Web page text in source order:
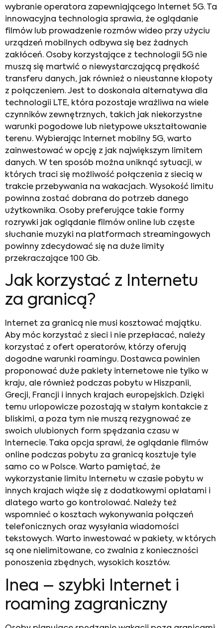
wybranie operatora zapewniającego Internet 5G. Ta
innowacyjna technologia sprawia, że oglądanie
filmów lub prowadzenie rozmów wideo przy użyciu
urządzeń mobilnych odbywa się bez żadnych
zakłóceń. Osoby korzystające z technologii 5G nie
muszą się martwić o niewystarczającą prędkość
transferu danych, jak również o nieustanne kłopoty
z połączeniem. Jest to doskonała alternatywa dla
technologii LTE, która pozostaje wrażliwa na wiele
czynników zewnętrznych, takich jak niekorzystne
warunki pogodowe lub nietypowe ukształtowanie
terenu. Wybierając Internet mobilny 5G, warto
zainwestować w opcję z jak największym limitem
danych. W ten sposób można uniknąć sytuacji, w
których traci się możliwość połączenia z siecią w
trakcie przebywania na wakacjach. Wysokość limitu
powinna zostać dobrana do potrzeb danego
użytkownika. Osoby preferujące takie formy
rozrywki jak oglądanie filmów online lub częste
słuchanie muzyki na platformach streamingowych
powinny zdecydować się na duże limity
przekraczające 100 Gb.
Jak korzystać z Internetu
za granicą?
Internet za granicą nie musi kosztować majątku.
Aby móc korzystać z sieci i nie przepłacać, należy
korzystać z ofert operatorów, którzy oferują
dogodne warunki roamingu. Dostawca powinien
proponować duże pakiety internetowe nie tylko w
kraju, ale również podczas pobytu w Hiszpanii,
Grecji, Francji i innych krajach europejskich. Dzięki
temu urlopowicze pozostają w stałym kontakcie z
bliskimi, a poza tym nie muszą rezygnować ze
swoich ulubionych form spędzania czasu w
Internecie. Taka opcja sprawi, że oglądanie filmów
online podczas pobytu za granicą kosztuje tyle
samo co w Polsce. Warto pamiętać, że
wykorzystanie limitu Internetu w czasie pobytu w
innych krajach wiąże się z dodatkowymi opłatami i
dlatego warto go kontrolować. Należy też
wspomnieć o kosztach wykonywania połączeń
telefonicznych oraz wysyłania wiadomości
tekstowych. Warto inwestować w pakiety, w których
są one nielimitowane, co zwalnia z konieczności
ponoszenia zbędnych, wysokich kosztów.
Inea – szybki
Internet i
roaming zagraniczny